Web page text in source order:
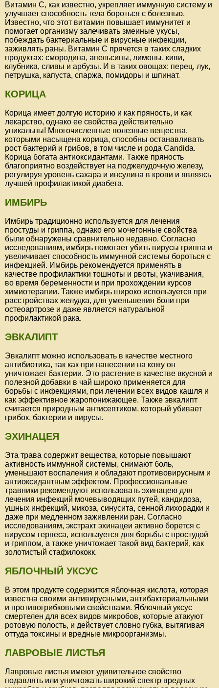
Витамин C, как известно, укрепляет иммунную систему и
улучшает способность тела бороться с болезнью.
Известно, что этот витамин повышает иммунитет и
помогает организму залечивать змеиные укусы,
побеждать бактериальные и вирусные инфекции,
заживлять раны. Витамин С прячется в таких сладких
продуктах: смородина, апельсины, лимоны, киви,
клубника, сливы и арбузы. И в таких овощах: перец, лук,
петрушка, капуста, спаржа, помидоры и шпинат.
КОРИЦА
Корица имеет долгую историю и как пряность, и как
лекарство, однако ее свойства действительно
уникальны! Многочисленные полезные вещества,
которыми насыщена корица, способны останавливать
рост бактерий и грибов, в том числе и рода Candida.
Корица богата антиоксидантами. Также пряность
благоприятно воздействует на поджелудочную железу,
регулируя уровень сахара и инсулина в крови и являясь
лучшей профилактикой диабета.
ИМБИРЬ
Имбирь традиционно используется для лечения
простуды и гриппа, однако его мочегонные свойства
были обнаружены сравнительно недавно. Согласно
исследованиям, имбирь помогает убить вирусы гриппа и
увеличивает способность иммунной системы бороться с
инфекцией. Имбирь рекомендуется применять в
качестве профилактики тошноты и рвоты, укачивания,
во время беременности и при прохождении курсов
химиотерапии. Также имбирь широко используется при
расстройствах желудка, для уменьшения боли при
остеоартрозе и даже является натуральной
профилактикой рака.
ЭВКАЛИПТ
Эвкалипт можно использовать в качестве местного
антибиотика, так как при нанесении на кожу он
уничтожает бактерии. Это растение в качестве вкусной и
полезной добавки в чай широко применяется для
борьбы с инфекциями, при лечении всех видов кашля и
как эффективное жаропонижающее. Также эвкалипт
считается природным антисептиком, который убивает
грибок, бактерии и вирусы.
ЭХИНАЦЕЯ
Эта трава содержит вещества, которые повышают
активность иммунной системы, снимают боль,
уменьшают воспаления и обладают противовирусным и
антиоксидантным эффектом. Профессиональные
травники рекомендуют использовать эхинацею для
лечения инфекций мочевыводящих путей, кандидоза,
ушных инфекций, микоза, синусита, сенной лихорадки и
даже при медленном заживлении ран. Согласно
исследованиям, экстракт эхинацеи активно борется с
вирусом герпеса, используется для борьбы с простудой
и гриппом, а также уничтожает такой вид бактерий, как
золотистый стафилококк.
ЯБЛОЧНЫЙ УКСУС
В этом продукте содержится яблочная кислота, которая
известна своими антивирусными, антибактериальными
и противогрибковыми свойствами. Яблочный уксус
смертелен для всех видов микробов, которые атакуют
ротовую полость, и действует словно губка, вытягивая
оттуда токсины и вредные микроорганизмы.
ЛАВРОВЫЕ ЛИСТЬЯ
Лавровые листья имеют удивительное свойство
подавлять или уничтожать широкий спектр вредных